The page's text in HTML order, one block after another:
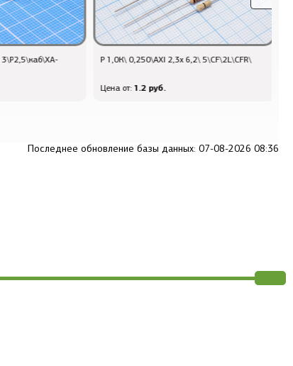
Р 1,0К\ 0,250\AXI 2,3x 6,2\ 5\CF\2L\CFR\
Цена от:1.2 руб.
Последнее обновление базы данных: 07-08-2026 08:36